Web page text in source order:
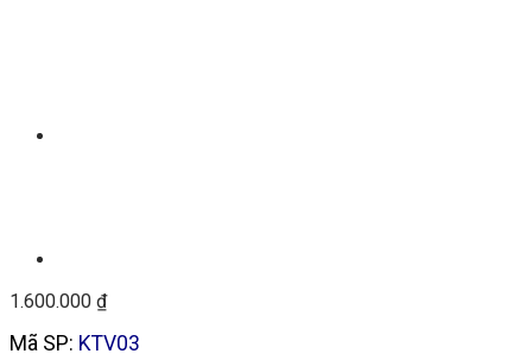
1.600.000 ₫
Mã SP: KTV03